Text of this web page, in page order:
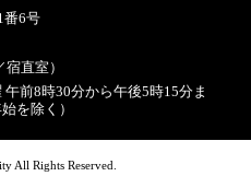
番6号
直室）
前8時30分から午後5時15分ま
を除く）
All Rights Reserved.